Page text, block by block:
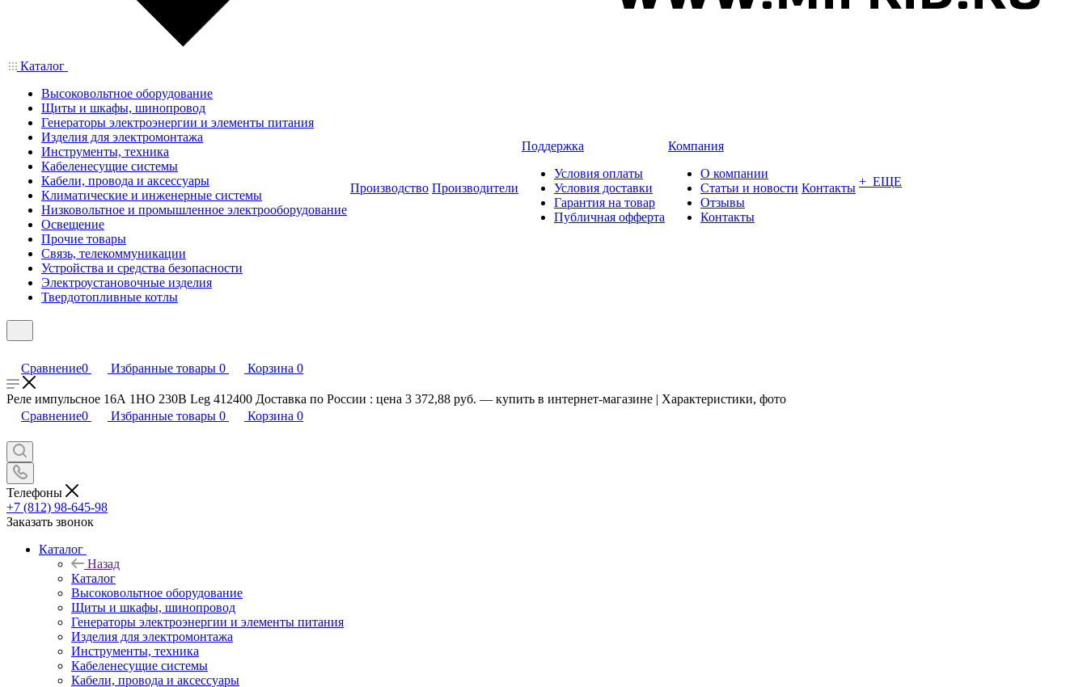
Каталог
Высоковольтное оборудование
Щиты и шкафы, шинопровод
Генераторы электроэнергии и элементы питания
Изделия для электромонтажа
Инструменты, техника
Кабеленесущие системы
Кабели, провода и аксессуары
Климатические и инженерные системы
Низковольтное и промышленное электрооборудование
Освещение
Прочие товары
Связь, телекоммуникации
Устройства и средства безопасности
Электроустановочные изделия
Твердотопливные котлы
Производство Производители
Поддержка
Условия оплаты
Условия доставки
Гарантия на товар
Публичная офферта
Компания
О компании
Статьи и новости
Отзывы
Контакты
Контакты + ЕЩЕ
Сравнение0 Избранные товары 0 Корзина 0
Реле импульсное 16А 1НО 230В Leg 412400 Доставка по России : цена 3 372,88 руб. — купить в интернет-магазине | Характеристики, фото
Сравнение0 Избранные товары 0 Корзина 0
Телефоны
+7 (812) 98-645-98
Заказать звонок
Каталог
Назад
Каталог
Высоковольтное оборудование
Щиты и шкафы, шинопровод
Генераторы электроэнергии и элементы питания
Изделия для электромонтажа
Инструменты, техника
Кабеленесущие системы
Кабели, провода и аксессуары